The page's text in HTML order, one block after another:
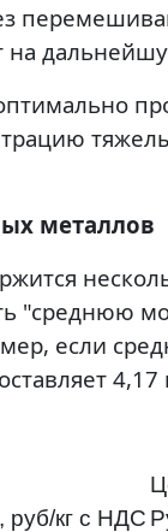
металлов
"среднюю
если
руб/кг с НДС